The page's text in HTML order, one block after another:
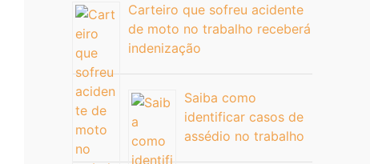
Carteiro que sofreu acidente
de moto no trabalho receberá
indenização
Saiba como
identificar casos de
assédio no trabalho